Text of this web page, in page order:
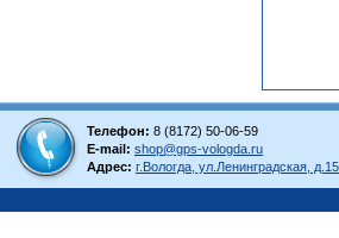
Телефон: 8 (8172) 50-06-59
E-mail: shop@gps-vologda.ru
Адрес: г.Вологда, ул.Ленинградская,